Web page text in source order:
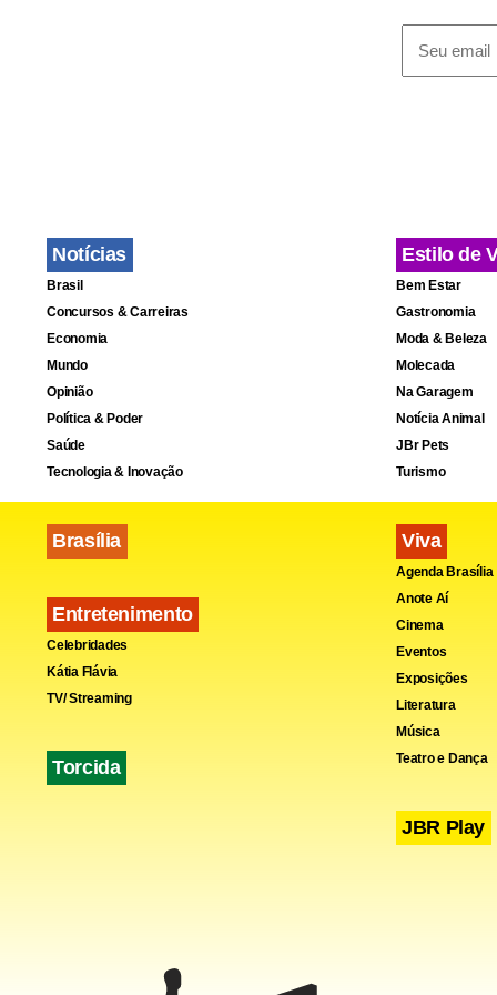
O
apesar de
Já o
encontro”,
“Ninguém
março,
Notícias
Brasil
Concursos & Carreiras
Economia
Mundo
Opinião
Política & Poder
Saúde
Tecnologia & Inovação
Brasília
Entretenimento
Celebridades
Kátia Flávia
TV/ Streaming
Torcida
Estilo de
Bem Estar
Gastronomia
Moda & Beleza
Molecada
Na Garagem
Notícia Animal
JBr Pets
Turismo
Viva
Agenda Brasília
Anote Aí
Cinema
Eventos
Exposições
Literatura
Música
Teatro e Dança
JBR Play